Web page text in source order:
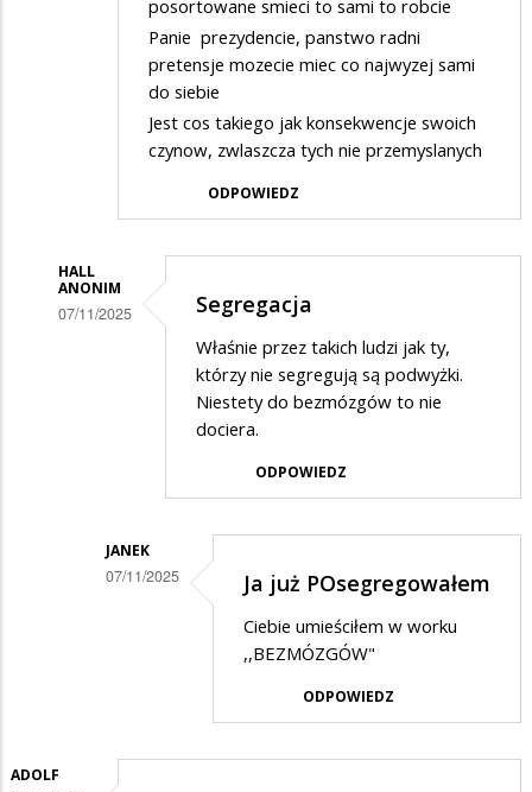
posortowane smieci to sami to robcie
Panie prezydencie, panstwo radni
pretensje mozecie miec co najwyzej sami
do siebie
Jest cos takiego jak konsekwencje swoich
czynow, zwlaszcza tych nie przemyslanych
ODPOWIEDZ
HALL
ANONIM
07/11/2025
ostatniej
przestalem
Segregacja
Właśnie przez takich ludzi jak ty,
którzy nie segregują są podwyżki.
Niestety do bezmózgów to nie
dociera.
ODPOWIEDZ
JANEK
07/11/2025
odpowiedzi
Ja już POsegregowałem
Ciebie umieściłem w worku
,,BEZMÓZGÓW"
ODPOWIEDZ
ADOLF